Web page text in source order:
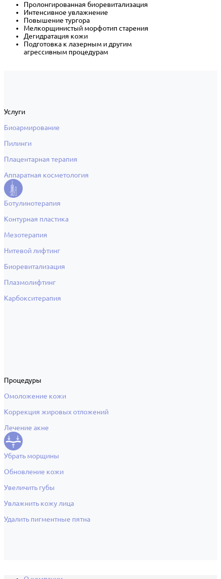
Пролонгированная биоревитализация
Интенсивное увлажнение
Повышение тургора
Мелкорщинистый морфотип старения
Дегидратация кожи
Подготовка к лазерным и другим
агрессивным процедурам
Услуги
Биоармирование
Пилинги
Плацентарная терапия
Аппаратная косметология
Ботулинотерапия
Контурная пластика
Мезотерапия
Нитевой лифтинг
Биоревитализация
Плазмолифтинг
Карбокситерапия
Процедуры
Омоложение кожи
Коррекция жировых отложений
Лечение акне
Убрать морщины
Обновление кожи
Увеличить губы
Увлажнить кожу лица
Удалить пигментные пятна